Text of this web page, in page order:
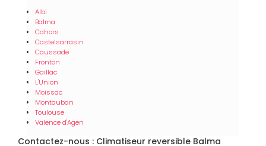
Albi
Balma
Cahors
Castelsarrasin
Caussade
Fronton
Gaillac
L'Union
Moissac
Montauban
Toulouse
Valence d'Agen
Contactez-nous : Climatiseur reversible Balma